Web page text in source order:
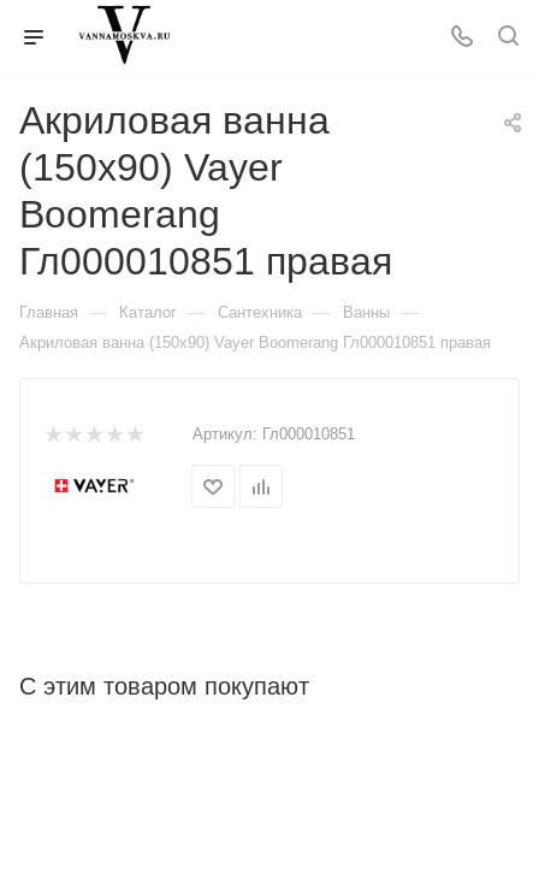
Акриловая ванна
(150х90) Vayer
Boomerang
Гл000010851 правая
Главная — Каталог — Сантехника — Ванны —
Акриловая ванна (150х90) Vayer Boomerang Гл000010851 правая
Артикул: Гл000010851
С этим товаром покупают